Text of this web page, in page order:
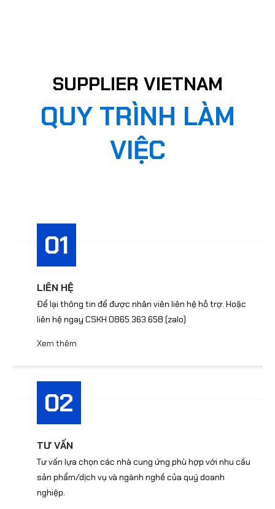
SUPPLIER VIETNAM
QUY TRÌNH LÀM
VIỆC
01
LIÊN HỆ
Để lại thông tin để được nhân viên liên hệ hỗ trợ. Hoặc
liên hệ ngay CSKH 0865.363.658 (zalo)
Xem thêm
02
TƯ VẤN
Tư vấn lựa chọn các nhà cung ứng phù hợp với nhu cầu
sản phẩm/dịch vụ và ngành nghề của quý doanh
nghiệp.